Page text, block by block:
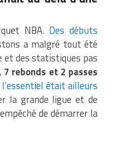
NBA. Des débuts
a malgré tout été
et des statistiques pas
rebonds et 2 passes
l’essentiel était ailleurs
la grande ligue et de
de démarrer la